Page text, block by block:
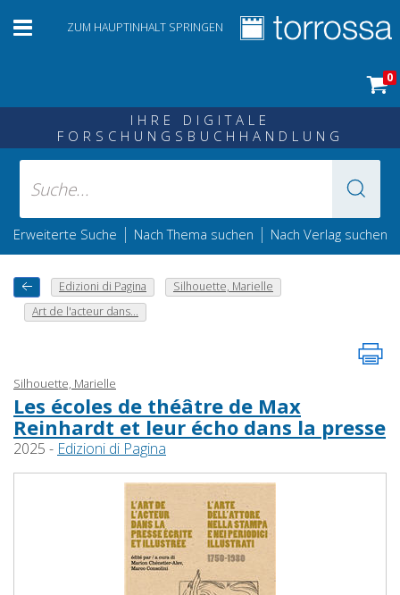
ZUM HAUPTINHALT SPRINGEN
0
IHRE DIGITALE
FORSCHUNGSBUCHHANDLUNG
Erweiterte Suche | Nach Thema suchen | Nach Verlag suchen
Edizioni di Pagina
Silhouette, Marielle
Art de l'acteur dans...
Silhouette, Marielle
Les écoles de théâtre de Max
Reinhardt et leur écho dans la presse
2025 - Edizioni di Pagina